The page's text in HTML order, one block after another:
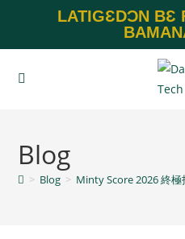
LATIGƐDƆN BƐ
Blog
> Blog > Minty Score 2026 終